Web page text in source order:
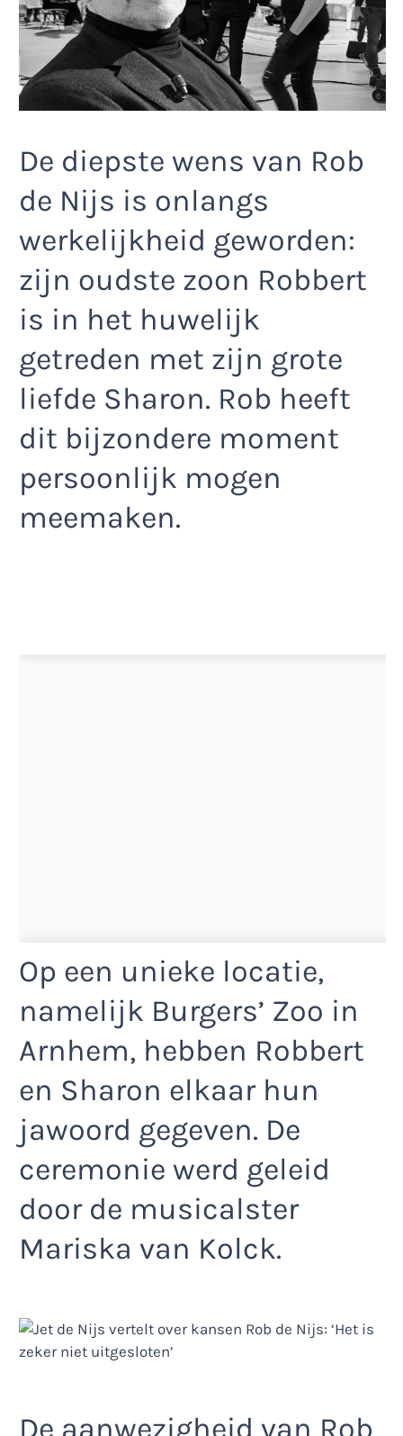
De diepste wens van Rob
de Nijs is onlangs
werkelijkheid geworden:
zijn oudste zoon Robbert
is in het huwelijk
getreden met zijn grote
liefde Sharon. Rob heeft
dit bijzondere moment
persoonlijk mogen
meemaken.
Op een unieke locatie,
namelijk Burgers’ Zoo in
Arnhem, hebben Robbert
en Sharon elkaar hun
jawoord gegeven. De
ceremonie werd geleid
door de musicalster
Mariska van Kolck.
De aanwezigheid van Rob